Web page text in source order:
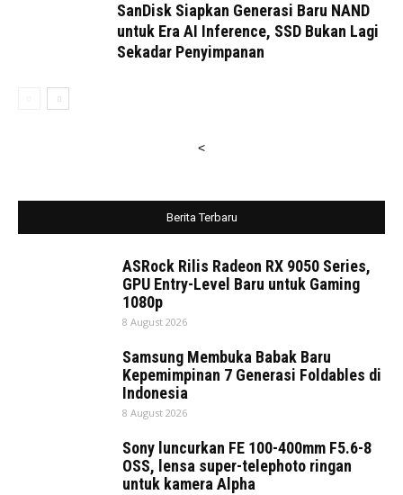
SanDisk Siapkan Generasi Baru NAND
untuk Era AI Inference, SSD Bukan Lagi
Sekadar Penyimpanan
<
Berita Terbaru
ASRock Rilis Radeon RX 9050 Series,
GPU Entry-Level Baru untuk Gaming
1080p
8 August 2026
Samsung Membuka Babak Baru
Kepemimpinan 7 Generasi Foldables di
Indonesia
8 August 2026
Sony luncurkan FE 100-400mm F5.6-8
OSS, lensa super-telephoto ringan
untuk kamera Alpha